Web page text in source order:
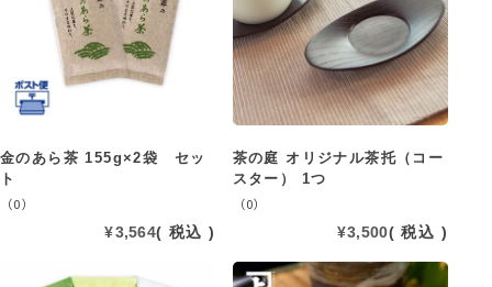
金のあら茶 155g×2袋 セッ
ト
（0）
¥3,564 税込
茶の庭 オリジナル茶托（コー
スター） 1つ
（0）
¥3,500 税込